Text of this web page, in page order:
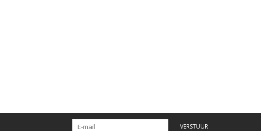
VERSTUUR